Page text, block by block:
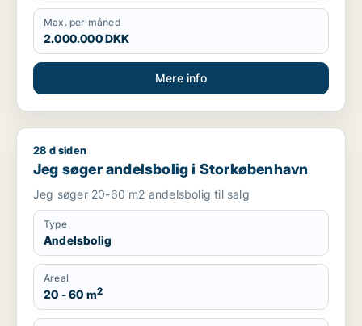
Max. per måned
2.000.000 DKK
Mere info
Jeg søger andelsbolig i Storkøbenhavn
28 d siden
Jeg søger andelsbolig i Storkøbenhavn
Jeg søger 20-60 m2 andelsbolig til salg
Type
Andelsbolig
Areal
20 - 60 m2